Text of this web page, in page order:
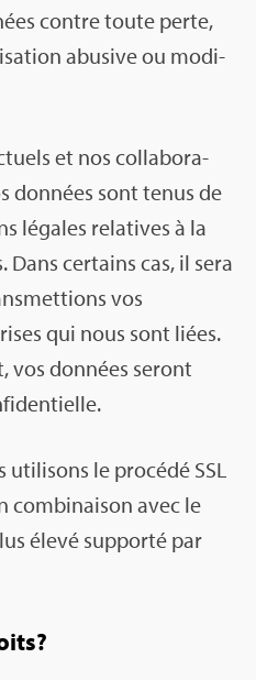
contre toute perte,
abu­sive ou modi­
et nos col­la­bo­ra­
don­nées sont tenus de
légales rela­tives à la
cer­tains cas, il sera
vos
qui nous sont liées.
vos don­nées seront
uti­li­sons le pro­cédé SSL
com­bi­nai­son avec le
élevé sup­porté par